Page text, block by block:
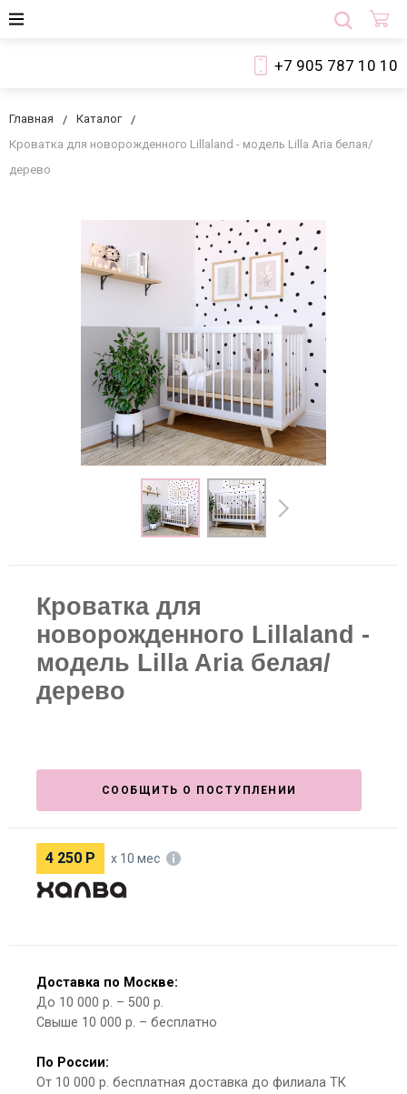
+7 905 787 10 10
Главная
Каталог
Кроватка для новорожденного Lillaland - модель Lilla Aria белая/
дерево
Кроватка для
новорожденного Lillaland -
модель Lilla Aria белая/
дерево
СООБЩИТЬ О ПОСТУПЛЕНИИ
4 250 Р х 10 мес
Доставка по Москве:
До 10 000 р. – 500 р.
Свыше 10 000 р. – бесплатно
По России:
От 10 000 р. бесплатная доставка до филиала ТК